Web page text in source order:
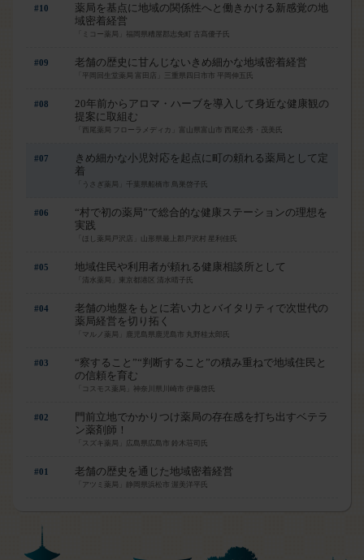
#10
薬局を基点に地域の関係性へと働きかける新感覚の地
域密着経営
「ミコー薬局」福岡県糟屋郡志免町 古髙優子氏
#09 老舗の歴史に甘んじないきめ細かな地域密着経営
「平岡回生堂薬局 富田店」三重県四日市市 平岡伸五氏
#08
20年前からアロマ・ハーブを導入して身近な健康観の
提案に取組む
「西尾薬局 フローラメディカ」富山県富山市 西尾公秀・茂美氏
#07
きめ細かな小児対応を起点に町の頼れる薬局として定
着
「うさぎ薬局」千葉県船橋市 鳥巣啓子氏
#06
“村で初の薬局”で総合的な健康ステーションの理想を
実践
「ほし薬局戸沢店」山形県最上郡戸沢村 星利佳氏
#05 地域住民や利用者が頼れる健康相談所として
「清水薬局」東京都港区 清水晴子氏
#04
老舗の地盤をもとに若い力とバイタリティで次世代の
薬局経営を切り拓く
「マルノ薬局」鹿児島県鹿児島市 丸野桂太郎氏
#03
“察すること”“判断すること”の積み重ねで地域住民と
の信頼を育む
「コスモス薬局」神奈川県川崎市 伊藤啓氏
#02
門前立地でかかりつけ薬局の存在感を打ち出すベテラ
ン薬剤師！
「スズキ薬局」広島県広島市 鈴木荘司氏
#01 老舗の歴史を通じた地域密着経営
「アツミ薬局」静岡県浜松市 渥美洋平氏